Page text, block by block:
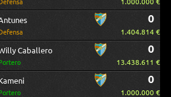
0
1.404.814 €
Caballero 0
13.438.611 €
0
1.000.000 €